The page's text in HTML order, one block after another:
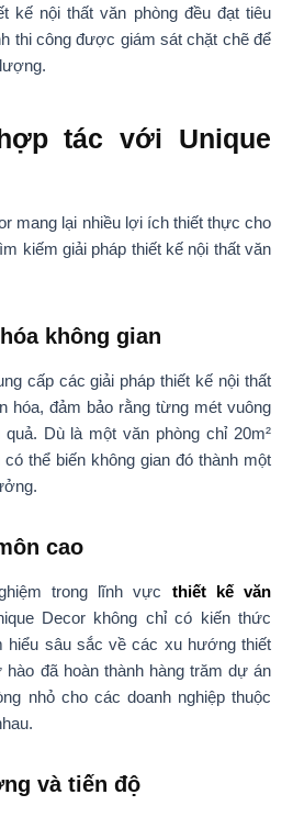
kế nội thất văn phòng đều đạt tiêu
thi công được giám sát chặt chẽ để
tác với Unique
mang lại nhiều lợi ích thiết thực cho
kiếm giải pháp thiết kế nội thất văn
không gian
cấp các giải pháp thiết kế nội thất
hóa, đảm bảo rằng từng mét vuông
Dù là một văn phòng chỉ 20m²
có thể biến không gian đó thành một
cao
trong lĩnh vực thiết kế văn
Decor không chỉ có kiến thức
hiểu sâu sắc về các xu hướng thiết
hào đã hoàn thành hàng trăm dự án
nhỏ cho các doanh nghiệp thuộc
và tiến độ